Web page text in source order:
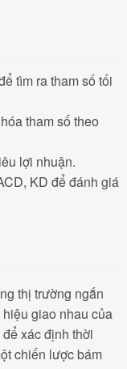
tìm ra tham số tối
tham số theo
lợi nhuận.
KD để đánh giá
thị trường ngắn
giao nhau của
xác định thời
chiến lược bám